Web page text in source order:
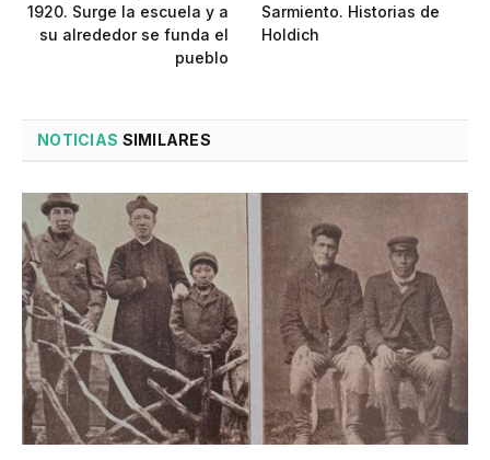
1920. Surge la escuela y a
su alrededor se funda el
pueblo
Sarmiento. Historias de
Holdich
NOTICIAS SIMILARES